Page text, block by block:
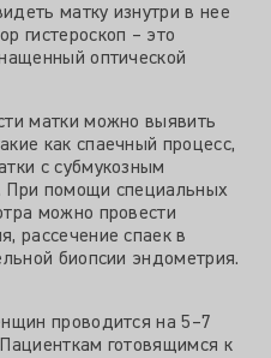
матку изнутри в нее
гистероскоп – это
оптической
матки можно выявить
как спаечный процесс,
с субмукозным
При помощи специальных
можно провести
рассечение спаек в
биопсии эндометрия.
проводится на 5–7
готовящимся к